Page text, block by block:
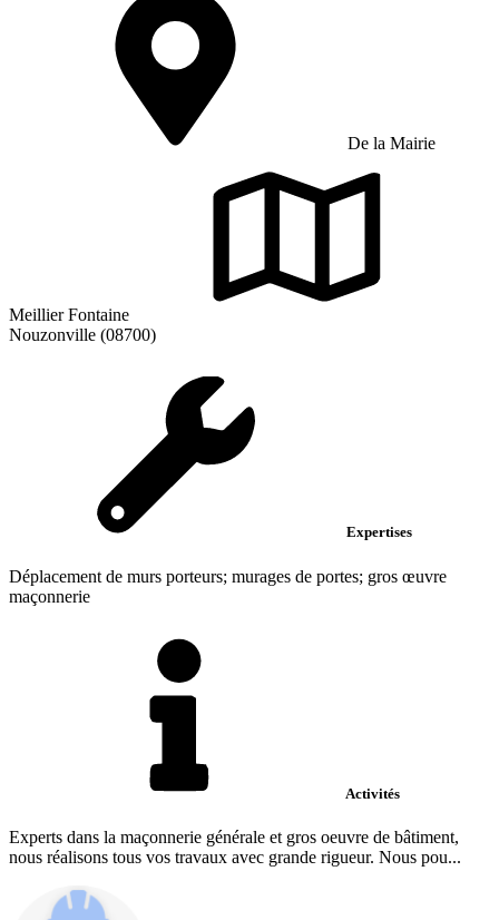
De la Mairie
Meillier Fontaine
Nouzonville (08700)
Expertises
Déplacement de murs porteurs; murages de portes; gros œuvre
maçonnerie
Activités
Experts dans la maçonnerie générale et gros oeuvre de bâtiment,
nous réalisons tous vos travaux avec grande rigueur. Nous pou...